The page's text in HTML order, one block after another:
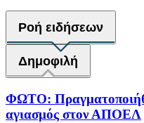
Ροή ειδήσεων
Δημοφιλή
ΦΩΤΟ:
αγιασμός στον ΑΠΟΕΛ